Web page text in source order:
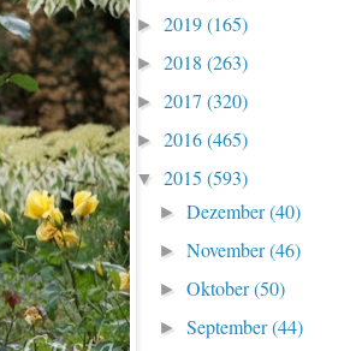
► 2019(165)
► 2018 (263)
► 2017 (320)
► 2016(465)
▼ 2015 (593)
►Dezember(40)
►November(46)
►Oktober(50)
►September(44)